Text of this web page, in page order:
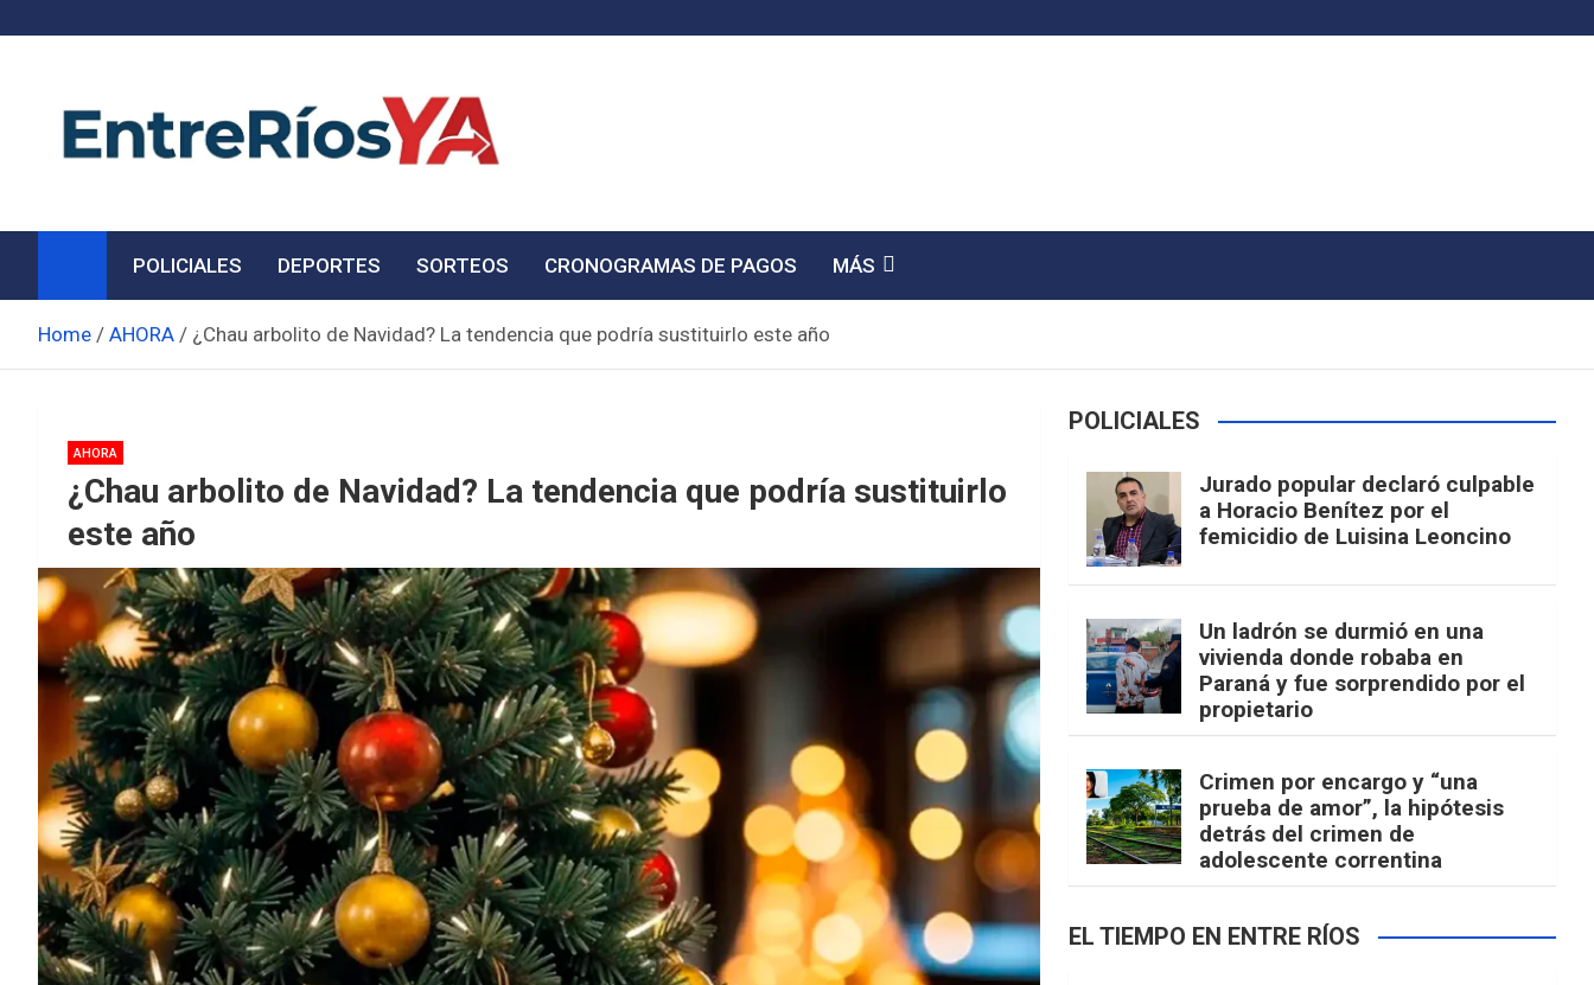
Noticias de Entre Ríos
POLICIALES DEPORTES SORTEOS CRONOGRAMAS DE PAGOS MÁS
Home AHORA ¿Chau arbolito de Navidad? La tendencia que podría sustituirlo este año
AHORA
¿Chau arbolito de Navidad? La tendencia que podría sustituirlo
este año
POLICIALES
Jurado popular declaró culpable
a Horacio Benítez por el
femicidio de Luisina Leoncino
Un ladrón se durmió en una
vivienda donde robaba en
Paraná y fue sorprendido por el
propietario
Crimen por encargo y “una
prueba de amor”, la hipótesis
detrás del crimen de
adolescente correntina
EL TIEMPO EN ENTRE RÍOS